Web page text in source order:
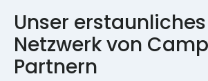
Unser erstaunliches
Netzwerk von
Partnern